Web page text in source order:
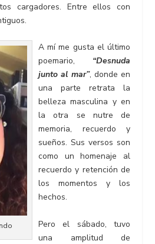
cargadores. Entre ellos con
A mí me gusta el último
poemario, “Desnuda
junto al mar”, donde en
una parte retrata la
belleza masculina y en
la otra se nutre de
memoria, recuerdo y
sueños. Sus versos son
como un homenaje al
recuerdo y retención de
los momentos y los
hechos.
Pero el sábado, tuvo
una amplitud de